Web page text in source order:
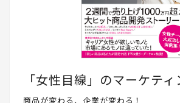
「女性目線」のマーケテ
商品が変わる、企業が変わる！